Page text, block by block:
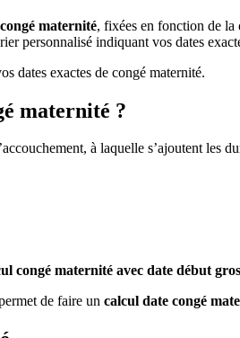
maternité, fixées en fonction de la
personnalisé indiquant vos dates
dates exactes de congé maternité.
maternité ?
à laquelle s’ajoutent les
congé maternité avec date début
de faire un calcul date congé